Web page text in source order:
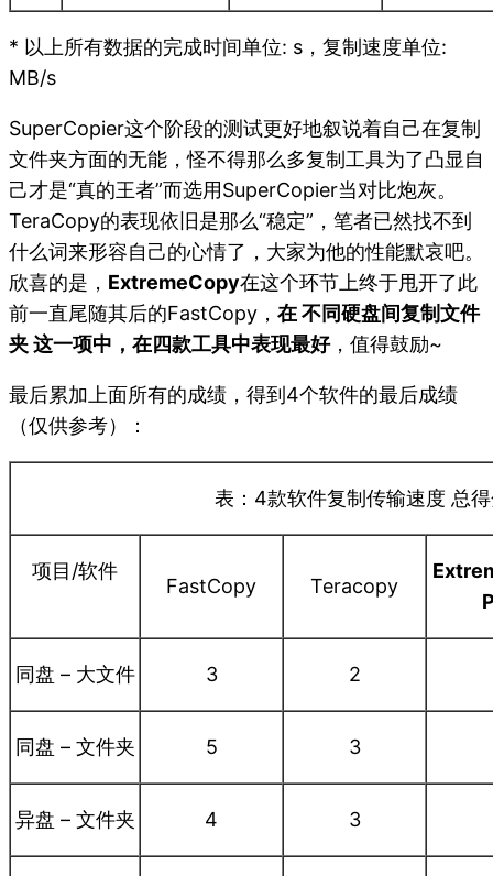
* 以上所有数据的完成时间单位: s，复制速度单位:
MB/s
SuperCopier这个阶段的测试更好地叙说着自己在复制
文件夹方面的无能，怪不得那么多复制工具为了凸显自
己才是“真的王者”而选用SuperCopier当对比炮灰。
TeraCopy的表现依旧是那么“稳定”，笔者已然找不到
什么词来形容自己的心情了，大家为他的性能默哀吧。
欣喜的是， ExtremeCopy在这个环节上终于甩开了此
前一直尾随其后的FastCopy， 在 不同硬盘间复制文件
夹 这一项中，在四款工具中表现最好，值得鼓励~
最后累加上面所有的成绩，得到4个软件的最后成绩
（仅供参考）：
表：4款软件复制传输速度 总
项目/软件
FastCopy Teracopy
同盘 – 大文件 3 2
同盘 – 文件夹 5 3
异盘 – 文件夹 4 3